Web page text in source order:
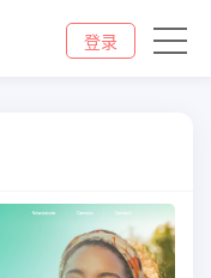
登录